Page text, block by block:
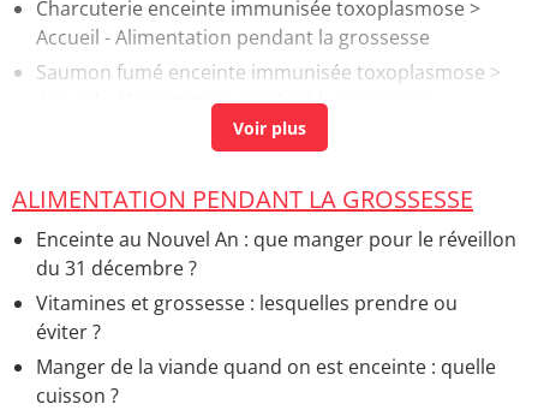
Charcuterie enceinte immunisée toxoplasmose>
Accueil - Alimentation pendant la grossesse
Saumon fumé enceinte immunisée toxoplasmose >
Accueil - Alimentation pendant la grossesse
Beurre enceinte toxoplasmose
ALIMENTATION PENDANT LA GROSSESSE
Enceinte au Nouvel An : que manger pour le réveillon
du 31 décembre ?
Vitamines et grossesse : lesquelles prendre ou
éviter ?
Manger de la viande quand on est enceinte : quelle
cuisson ?